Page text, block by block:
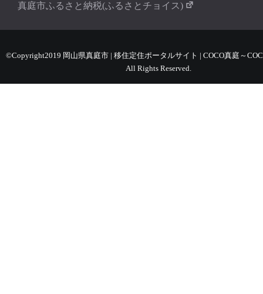
真庭市ふるさと納税(ふるさとチョイス)
©Copyright2019 岡山県真庭市 | 移住定住ポータルサイト | COCO真庭～
All Rights Reserved.